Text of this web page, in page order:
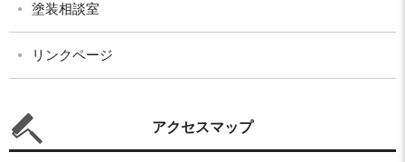
塗装相談室
リンクページ
アクセスマップ